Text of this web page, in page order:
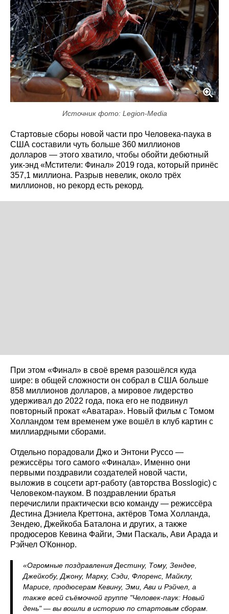
Источник фото: Legion-Media
Стартовые сборы новой части про Человека-паука в
США составили чуть больше 360 миллионов
долларов — этого хватило, чтобы обойти дебютный
уик-энд «Мстители: Финал» 2019 года, который принёс
357,1 миллиона. Разрыв невелик, около трёх
миллионов, но рекорд есть рекорд.
При этом «Финал» в своё время разошёлся куда
шире: в общей сложности он собрал в США больше
858 миллионов долларов, а мировое лидерство
удерживал до 2022 года, пока его не подвинул
повторный прокат «Аватара». Новый фильм с Томом
Холландом тем временем уже вошёл в клуб картин с
миллиардными сборами.
Отдельно порадовали Джо и Энтони Руссо —
режиссёры того самого «Финала». Именно они
первыми поздравили создателей новой части,
выложив в соцсети арт-работу (авторства Bosslogic) с
Человеком-пауком. В поздравлении братья
перечислили практически всю команду — режиссёра
Дестина Дэниела Креттона, актёров Тома Холланда,
Зендею, Джейкоба Баталона и других, а также
продюсеров Кевина Файги, Эми Паскаль, Ави Арада и
Рэйчел О'Коннор.
«Огромные поздравления Дестину, Тому, Зендее,
Джейкобу, Джону, Марку, Сэди, Флоренс, Майклу,
Марисе, продюсерам Кевину, Эми, Ави и Рэйчел, а
также всей съёмочной группе "Человек-паук: Новый
день" — вы вошли в историю по стартовым сборам.